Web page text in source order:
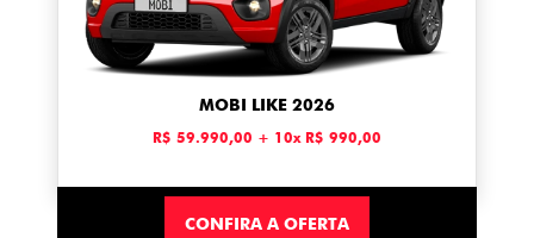
MOBI LIKE 2026
R$ 59.990,00 + 10x R$ 990,00
CONFIRA A OFERTA